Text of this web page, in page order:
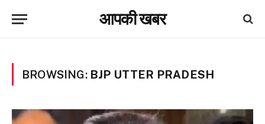
आपकी खबर
BROWSING: BJP UTTER PRADESH